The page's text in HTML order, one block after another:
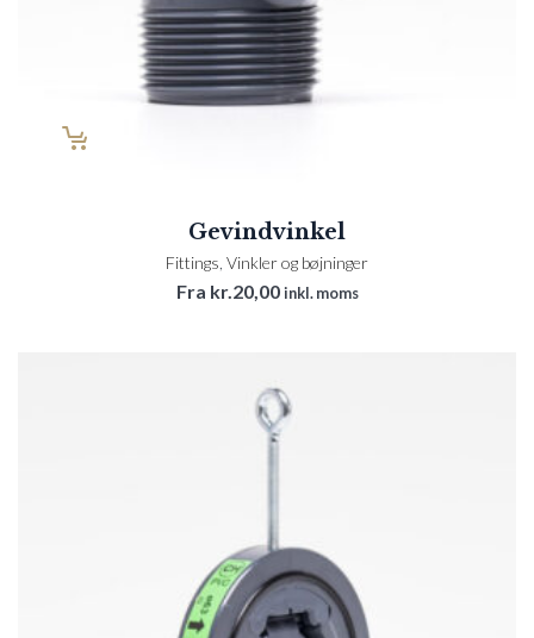
Gevindvinkel
Fittings Vinkler og bøjninger
Fra kr.20,00 inkl. moms